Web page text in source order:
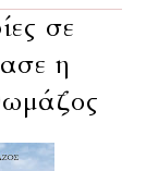
σε
η